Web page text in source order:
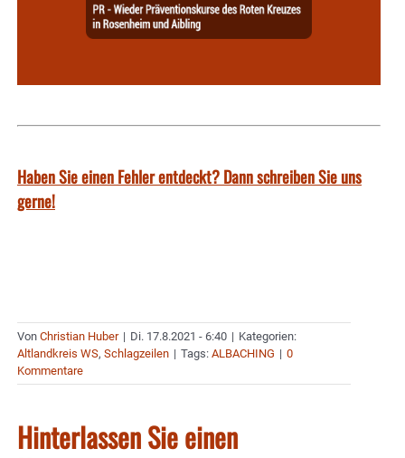
Haben Sie einen Fehler entdeckt? Dann schreiben Sie uns
gerne!
Von Christian Huber | Di. 17.8.2021 - 6:40 | Kategorien:
Altlandkreis WS, Schlagzeilen | Tags: ALBACHING | 0
Kommentare
Hinterlassen Sie einen